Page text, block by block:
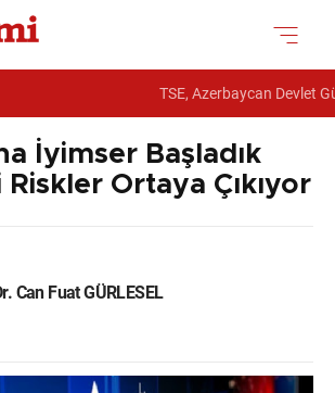
TSE, Azerbaycan Devlet
İyimser Başladık
Ortaya Çıkıyor
Can Fuat GÜRLESEL